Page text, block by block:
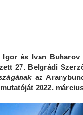
Igor és Ivan
27. Belgrádi
az
2022.